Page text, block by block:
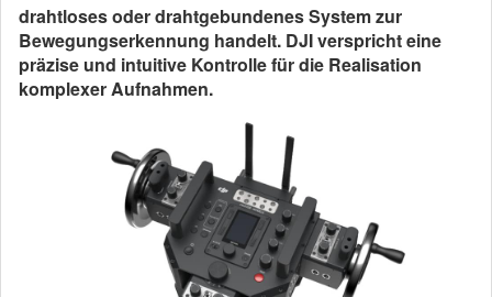
drahtloses oder drahtgebundenes System zur
Bewegungserkennung handelt. DJI verspricht eine
präzise und intuitive Kontrolle für die Realisation
komplexer Aufnahmen.